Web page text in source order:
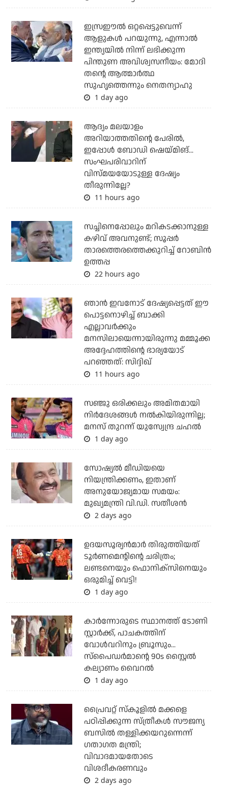
ഇസ്രഈല്‍ ഒറ്റപ്പെട്ടുവെന്ന്
ആളുകള്‍ പറയുന്നു, എന്നാല്‍
ഇന്ത്യയില്‍ നിന്ന് ലഭിക്കുന്ന
പിന്തുണ അവിശ്വസനീയം: മോദി
തന്റെ ആത്മാര്‍ത്ഥ
സുഹൃത്തെന്നും നെതന്യാഹു
1 day ago
ആദ്യം മലയാളം
അറിയാത്തതിന്റെ പേരില്‍,
ഇപ്പോള്‍ ബോഡി ഷെയ്മിങ്...
സംഘപരിവാറിന്
വിസ്മയയോടുള്ള ദേഷ്യം
തീരുന്നില്ലേ?
11 hours ago
സച്ചിനെപ്പോലും മറികടക്കാനുള്ള
കഴിവ് അവനുണ്ട്; സൂപ്പര്‍
താരത്തെരത്തെക്കുറിച്ച് റോബിന്‍
ഉത്തപ്പ
22 hours ago
ഞാന്‍ ഇവനോട് ദേഷ്യപ്പെട്ടത് ഈ
പൊട്ടനൊഴിച്ച് ബാക്കി
എല്ലാവര്‍ക്കും
മനസിലായെന്നായിരുന്നു മമ്മൂക്ക
അദ്ദേഹത്തിന്റെ ഭാര്യയോട്
പറഞ്ഞത്: സിദ്ദിഖ്
11 hours ago
സഞ്ജു ഒരിക്കലും അമിതമായി
നിര്‍ദേശങ്ങള്‍ നല്‍കിയിരുന്നില്ല;
മനസ് തുറന്ന് യുസ്വേന്ദ്ര ചഹല്‍
1 day ago
സോഷ്യല്‍ മീഡിയയെ
നിയന്ത്രിക്കണം, ഇതാണ്
അനുയോജ്യമായ സമയം:
മുഖ്യമന്ത്രി വി.ഡി. സതീശന്‍
2 days ago
ഉദയസൂര്യന്‍മാര്‍ തിരുത്തിയത്
ടൂര്‍ണമെന്റിന്റെ ചരിത്രം;
ലണ്ടനെയും ഫൊനിക്‌സിനെയും
ഒരുമിച്ച് വെട്ടി!
1 day ago
കാര്‍ന്നോരുടെ സ്ഥാനത്ത് ടോണി
സ്റ്റാര്‍ക്ക്, പാചകത്തിന്
വോള്‍വറിനും ബ്രൂസും...
സ്‌പൈഡര്‍മാന്റെ 90s സ്റ്റൈല്‍
കല്യാണം വൈറല്‍
1 day ago
പ്രൈവറ്റ് സ്‌കൂളില്‍ മക്കളെ
പഠിപ്പിക്കുന്ന സ്ത്രീകള്‍ സൗജന്യ
ബസില്‍ തള്ളിക്കയറുന്നെന്ന്
ഗതാഗത മന്ത്രി;
വിവാദമായതോടെ
വിശദീകരണവും
2 days ago